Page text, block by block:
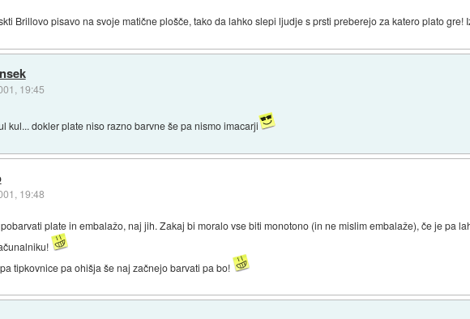
Brillovo pisavo na svoje matične plošče, tako da lahko slepi ljudje s prsti preberejo za katero plato gre!
19:45
kul... dokler plate niso razno barvne še pa nismo imacarji
19:48
plate in embalažo, naj jih. Zakaj bi moralo vse biti monotono (in ne mislim embalaže), če je pa
tipkovnice pa ohišja še naj začnejo barvati pa bo!